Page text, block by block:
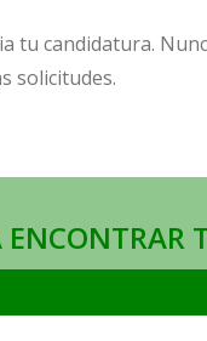
tu candidatura.
solicitudes.